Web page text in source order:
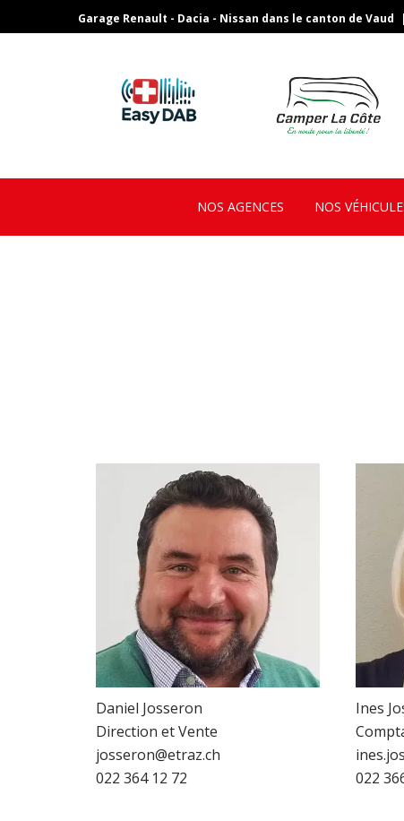
Garage Renault - Dacia - Nissan dans le canton de Vaud
NOS AGENCES NOS
Daniel Josseron
Direction et Vente
josseron@etraz.ch
022 364 12 72
Ines
022